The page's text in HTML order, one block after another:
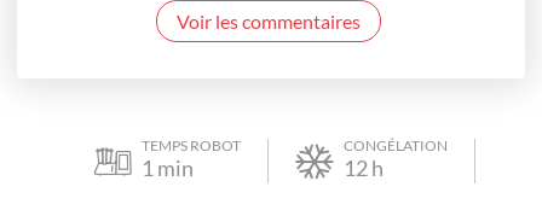
Voir les commentaires
TEMPS ROBOT
1 min
CONGÉLATION
12h